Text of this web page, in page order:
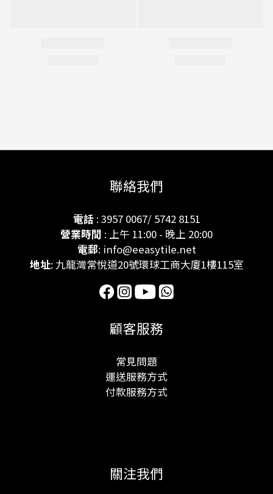
聯絡我們
電話: 3957 0067/ 5742 8151
營業時間 : 上午 11:00 - 晚上 20:00
電郵: info@eeasytile.net
地址: 九龍灣常悅道20號環球工商大廈1樓115室
顧客服務
常見問題
運送服務方式
付款服務方式
關注我們